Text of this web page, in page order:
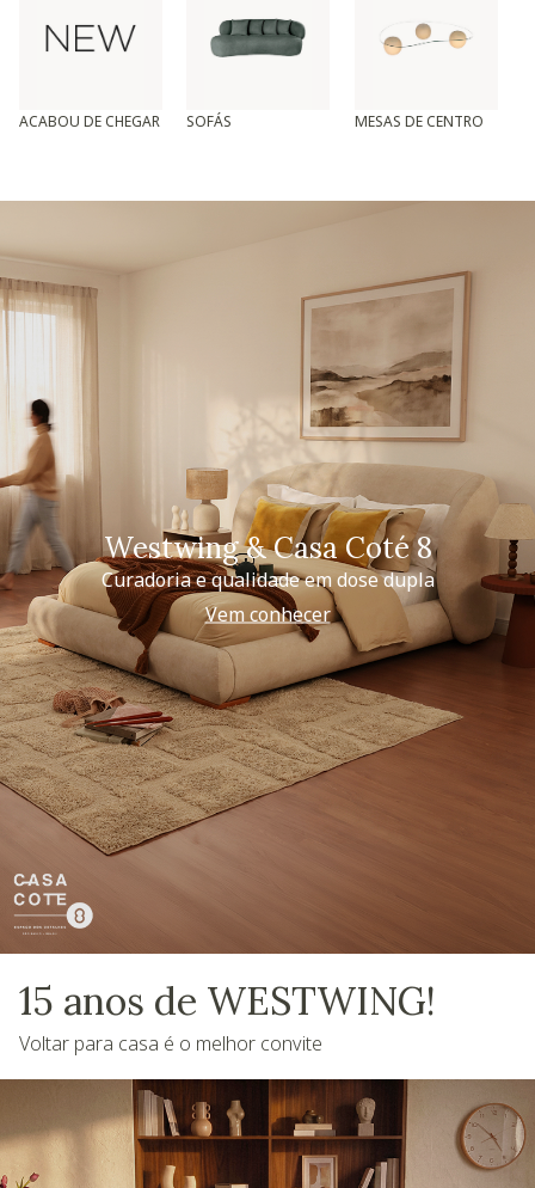
ACABOU DE CHEGAR SOFÁS MESAS DE CENTRO
Westwing & Casa Coté 8
Curadoria e qualidade em dose dupla
Vem conhecer
15 anos de WESTWING!
Voltar para casa é o melhor convite